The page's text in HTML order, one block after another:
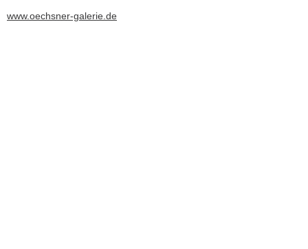
www.oechsner-galerie.de